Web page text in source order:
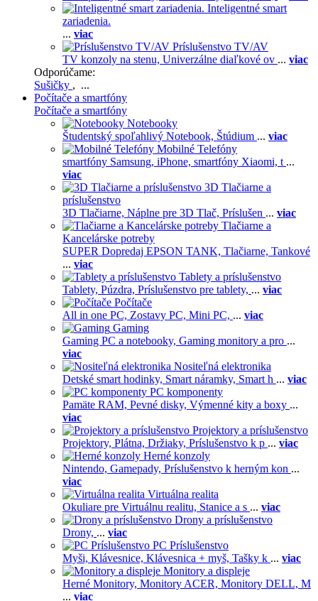
Inteligentné smart
zariadenia.
... viac
Príslušenstvo TV/AV
TV konzoly na stenu, Univerzálne diaľkové ov ... viac
Odporúčame:
Sušičky , ...
Počítače a smartfóny
Počítače a smartfóny
Notebooky
Študentský spoľahlivý Notebook, Štúdium ... viac
Mobilné Telefóny
smartfóny Samsung, iPhone, smartfóny Xiaomi, t ...
viac
3D Tlačiarne a
príslušenstvo
3D Tlačiarne, Náplne pre 3D Tlač, Príslušen ... viac
Tlačiarne a
Kancelárske potreby
SUPER Dopredaj EPSON TANK, Tlačiarne, Tankové
... viac
Tablety a príslušenstvo
Tablety, Púzdra, Príslušenstvo pre tablety, ... viac
Počítače
All in one PC, Zostavy PC, Mini PC, ... viac
Gaming
Gaming PC a notebooky, Gaming monitory a pro ...
viac
Nositeľná elektronika
Detské smart hodinky, Smart náramky, Smart h ... viac
PC komponenty
Pamäte RAM, Pevné disky, Výmenné kity a boxy ...
viac
Projektory a príslušenstvo
Projektory, Plátna, Držiaky, Príslušenstvo k p ... viac
Herné konzoly
Nintendo, Gamepady, Príslušenstvo k herným kon ...
viac
Virtuálna realita
Okuliare pre Virtuálnu realitu, Stanice a s ... viac
Drony a príslušenstvo
Drony, ... viac
PC Príslušenstvo
Myši, Klávesnice, Klávesnica + myš, Tašky k ... viac
Monitory a displeje
Herné Monitory, Monitory ACER, Monitory DELL, M
... viac